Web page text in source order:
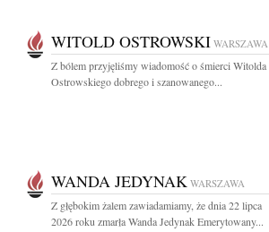
WITOLD OSTROWSKI WARSZAWA
Z bólem przyjęliśmy wiadomość o śmierci Witolda
Ostrowskiego dobrego i szanowanego...
WANDA JEDYNAK WARSZAWA
Z głębokim żalem zawiadamiamy, że dnia 22 lipca
2026 roku zmarła Wanda Jedynak Emerytowany...